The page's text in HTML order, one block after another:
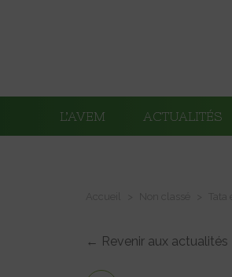
L’AVEM ACTUALITÉS
← Revenir aux actualités